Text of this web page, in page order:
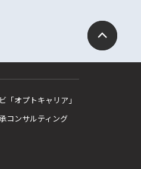
「オプトキャリア」
コンサルティング